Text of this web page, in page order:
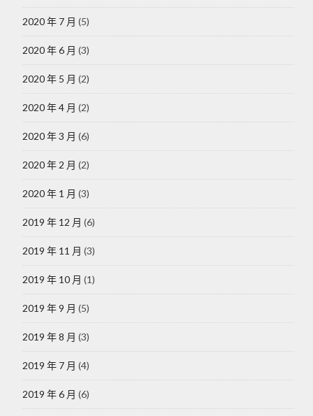
2020 年 7 月 (5)
2020 年 6 月 (3)
2020 年 5 月 (2)
2020 年 4 月 (2)
2020 年 3 月 (6)
2020 年 2 月 (2)
2020 年 1 月 (3)
2019 年 12 月 (6)
2019 年 11 月 (3)
2019 年 10 月 (1)
2019 年 9 月 (5)
2019 年 8 月 (3)
2019 年 7 月 (4)
2019 年 6 月 (6)